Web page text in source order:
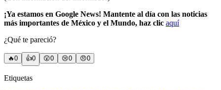
¡Ya estamos en Google News! Mantente al día con las noticias
más importantes de México y el Mundo, haz clic aquí
¿Qué te pareció?
🔥0 👍0 😲0 😢0 😠0
Etiquetas